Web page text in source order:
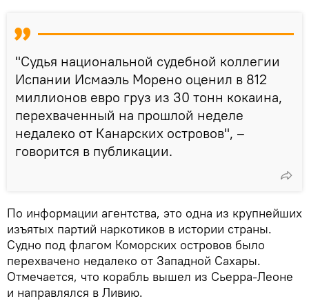
"Судья национальной судебной коллегии
Испании Исмаэль Морено оценил в 812
миллионов евро груз из 30 тонн кокаина,
перехваченный на прошлой неделе
недалеко от Канарских островов", –
говорится в публикации.
По информации агентства, это одна из крупнейших
изъятых партий наркотиков в истории страны.
Судно под флагом Коморских островов было
перехвачено недалеко от Западной Сахары.
Отмечается, что корабль вышел из Сьерра-Леоне
и направлялся в Ливию.